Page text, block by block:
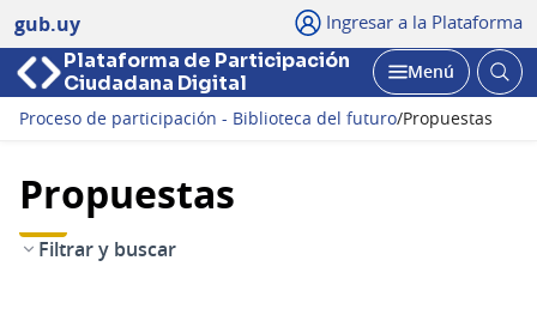
gub.uy Ingresar a la Plataforma
Plataforma de Participación
Ciudadana Digital
Abrir
Menú
Proceso de participación - Biblioteca del futuro/Propuestas
Propuestas
Filtrar y buscar